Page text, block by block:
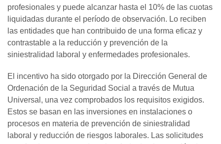
profesionales y puede alcanzar hasta el 10% de las cuotas
liquidadas durante el período de observación. Lo reciben
las entidades que han contribuido de una forma eficaz y
contrastable a la reducción y prevención de la
siniestralidad laboral y enfermedades profesionales.
El incentivo ha sido otorgado por la Dirección General de
Ordenación de la Seguridad Social a través de Mutua
Universal, una vez comprobados los requisitos exigidos.
Estos se basan en las inversiones en instalaciones o
procesos en materia de prevención de siniestralidad
laboral y reducción de riesgos laborales. Las solicitudes